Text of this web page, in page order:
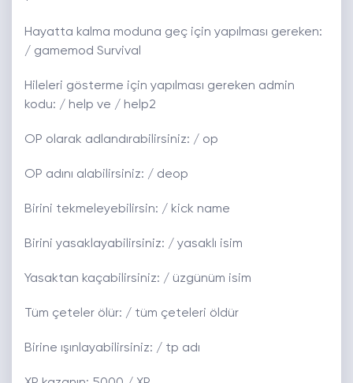
Hayatta kalma moduna geç için yapılması gereken:
/ gamemod Survival
Hileleri gösterme için yapılması gereken admin
kodu: / help ve / help2
OP olarak adlandırabilirsiniz: / op
OP adını alabilirsiniz: / deop
Birini tekmeleyebilirsin: / kick name
Birini yasaklayabilirsiniz: / yasaklı isim
Yasaktan kaçabilirsiniz: / üzgünüm isim
Tüm çeteler ölür: / tüm çeteleri öldür
Birine ışınlayabilirsiniz: / tp adı